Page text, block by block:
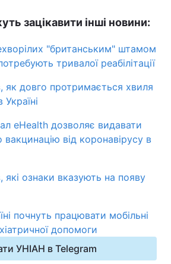
зацікавити інші новини:
"британським" штамом
тривалої реабілітації
як довго протримається хвиля
eHealth дозволяє видавати
від коронавірусу в
які ознаки вказують на появу
почнуть працювати мобільні
допомоги
УНІАН в Telegram